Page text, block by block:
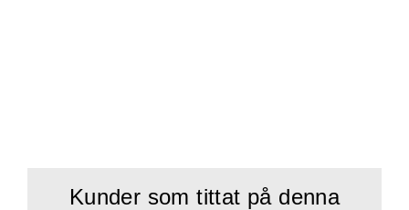
Kunder som tittat på denna